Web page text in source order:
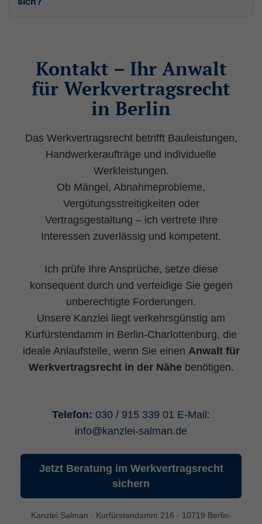
Kontakt – Ihr Anwalt
für Werkvertragsrecht
in Berlin
Das Werkvertragsrecht betrifft Bauleistungen,
Handwerkeraufträge und individuelle
Werkleistungen.
Ob Mängel, Abnahmeprobleme,
Vergütungsstreitigkeiten oder
Vertragsgestaltung – ich vertrete Ihre
Interessen zuverlässig und kompetent.
Ich prüfe Ihre Ansprüche, setze diese
konsequent durch und verteidige Sie gegen
unberechtigte Forderungen.
Unsere Kanzlei liegt verkehrsgünstig am
Kurfürstendamm in Berlin-Charlottenburg, die
ideale Anlaufstelle, wenn Sie einen Anwalt für
Werkvertragsrecht in der Nähebenötigen.
Telefon: 030 / 915 339 01 E-Mail:
info@ kanzlei-salman.de
Jetzt Beratung im Werkvertragsrecht
sichern
Kanzlei Salman · Kurfürstendamm 216 · 10719 Berlin-
Laufzeit: Session
Anbieter: Diese Website
Datenschutzerklärung
consent_manager(Datenschutz Cookie)
Speichert Ihre Cookie-Entscheidungen aus
dieser Cookie-Verwaltung.
Laufzeit: 1 Jahr
Anbieter: Diese Website
Datenschutzerklärung
Statistik (1)
Statistik Cookies erfassen Informationen
anonym. Diese Informationen helfen uns zu
verstehen, wie unsere Besucher unsere
Website nutzen.
_ga (Google Tag Manager)
Speichert für jeden Besucher der Website
werden.
Laufzeit: 2 Jahre
Anbieter: Google
Datenschutzerklärung
_gat(Google Tag Manager)
Verhindert, dass in zu schneller Folge Daten